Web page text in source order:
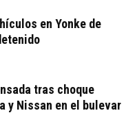
en Yonke de
tras choque
y Nissan en el bulevar